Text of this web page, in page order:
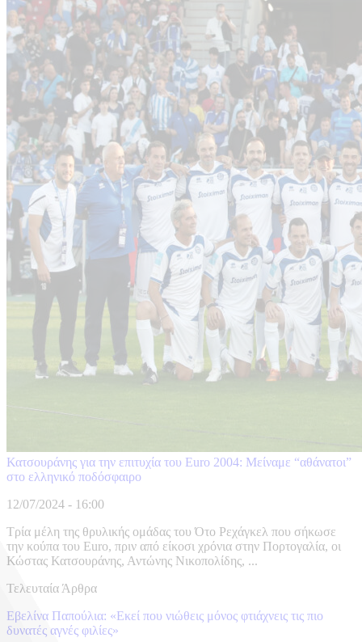
Κατσουράνης για την επιτυχία του Euro 2004: Μείναμε “αθάνατοι”
στο ελληνικό ποδόσφαιρο
12/07/2024 - 16:00
Tρία μέλη της θρυλικής ομάδας του Ότο Ρεχάγκελ που σήκωσε
την κούπα του Euro, πριν από είκοσι χρόνια στην Πορτογαλία, οι
Κώστας Κατσουράνης, Αντώνης Νικοπολίδης, ...
Τελευταία Άρθρα
Εβελίνα Παπούλια: «Εκεί που νιώθεις μόνος φτιάχνεις τις πιο
δυνατές αγνές φιλίες»